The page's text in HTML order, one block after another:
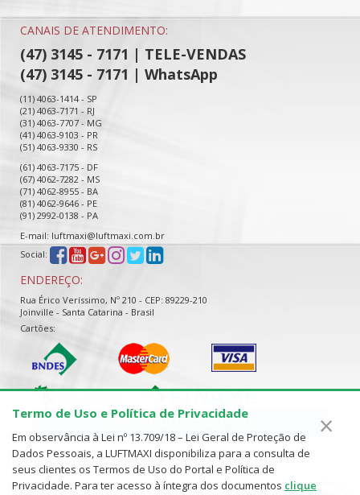
CANAIS DE ATENDIMENTO:
(47) 3145 - 7171 | TELE-VENDAS
(47) 3145 - 7171 | WhatsApp
(11) 4063-1414 - SP
(21) 4063-7171 - RJ
(31) 4063-7707 - MG
(41) 4063-9103 - PR
(51) 4063-9330 - RS
(61) 4063-7175 - DF
(67) 4062-7282 - MS
(71) 4062-8955 - BA
(81) 4062-9646 - PE
(91) 2992-0138 - PA
E-mail: luftmaxi@luftmaxi.com.br
Social:
ENDEREÇO:
Rua Érico Veríssimo, Nº 210 - CEP: 89229-210
Joinville - Santa Catarina - Brasil
Cartões:
SOLICITE UM ORÇAMENTO
Termo de Uso e Política de Privacidade
Em observância à Lei nº 13.709/18 – Lei Geral de Proteção de
Dados Pessoais, a LUFTMAXI disponibiliza para a consulta de
seus clientes os Termos de Uso do Portal e Política de
Privacidade. Para ter acesso à íntegra dos documentos clique
×